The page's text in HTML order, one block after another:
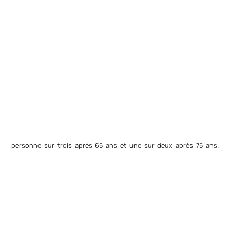
personne sur trois après 65 ans et une sur deux après 75 ans.